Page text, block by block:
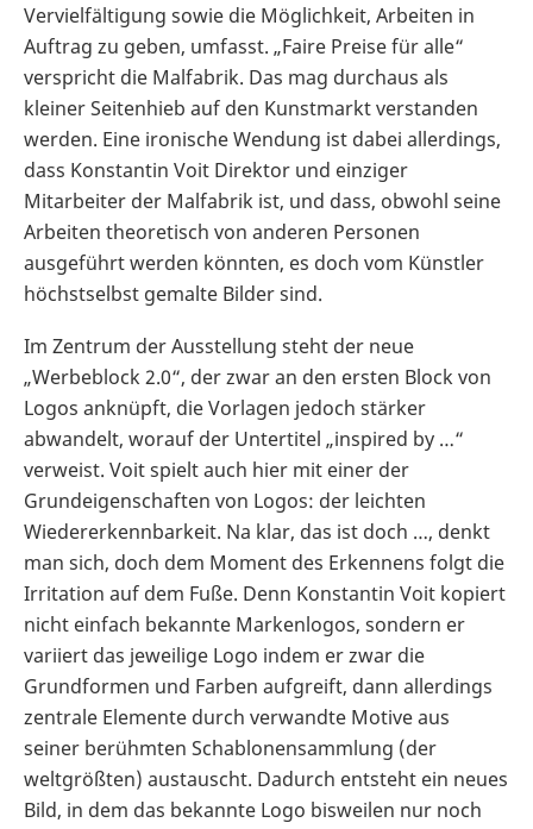
Vervielfältigung sowie die Möglichkeit, Arbeiten in
Auftrag zu geben, umfasst. „Faire Preise für alle“
verspricht die Malfabrik. Das mag durchaus als
kleiner Seitenhieb auf den Kunstmarkt verstanden
werden. Eine ironische Wendung ist dabei allerdings,
dass Konstantin Voit Direktor und einziger
Mitarbeiter der Malfabrik ist, und dass, obwohl seine
Arbeiten theoretisch von anderen Personen
ausgeführt werden könnten, es doch vom Künstler
höchstselbst gemalte Bilder sind.
Im Zentrum der Ausstellung steht der neue
„Werbeblock 2.0“, der zwar an den ersten Block von
Logos anknüpft, die Vorlagen jedoch stärker
abwandelt, worauf der Untertitel „inspired by …“
verweist. Voit spielt auch hier mit einer der
Grundeigenschaften von Logos: der leichten
Wiedererkennbarkeit. Na klar, das ist doch …, denkt
man sich, doch dem Moment des Erkennens folgt die
Irritation auf dem Fuße. Denn Konstantin Voit kopiert
nicht einfach bekannte Markenlogos, sondern er
variiert das jeweilige Logo indem er zwar die
Grundformen und Farben aufgreift, dann allerdings
zentrale Elemente durch verwandte Motive aus
seiner berühmten Schablonensammlung (der
weltgrößten) austauscht. Dadurch entsteht ein neues
Bild, in dem das bekannte Logo bisweilen nur noch